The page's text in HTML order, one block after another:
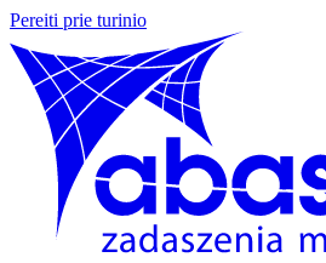
Pereiti prie turinio